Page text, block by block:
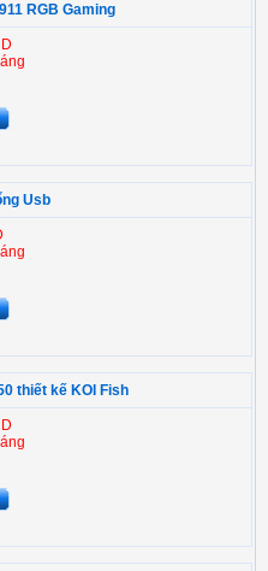
RGB Gaming
Usb
thiết kế KOI Fish